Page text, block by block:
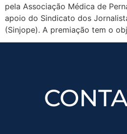
pela Associação Médica de
apoio do Sindicato dos
(Sinjope). A premiação tem o